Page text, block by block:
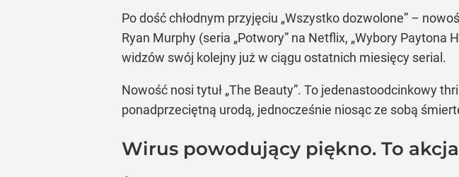
Po dość chłodnym przyjęciu „Wszystko dozwolone” –
Ryan Murphy (seria „Potwory” na Netflix, „Wybory Paytona
widzów swój kolejny już w ciągu ostatnich miesięcy serial.
Nowość nosi tytuł „The Beauty”. To jedenastoodcinkowy
ponadprzeciętną urodą, jednocześnie niosąc ze sobą
Wirus powodujący piękno. To